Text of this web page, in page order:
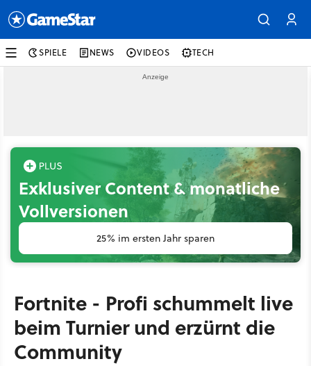
SPIELE NEWS VIDEOS TECH
Exklusiver Content & monatliche
Vollversionen
25% im ersten Jahr sparen
Fortnite - Profi schummelt live
beim Turnier und erzürnt die
Community